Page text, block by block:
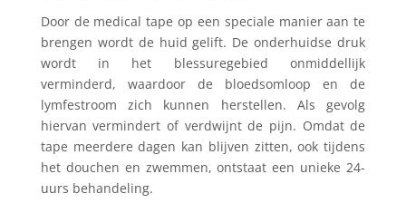
Door de medical tape op een speciale manier aan te
brengen wordt de huid gelift. De onderhuidse druk
wordt in het blessuregebied onmiddellijk
verminderd, waardoor de bloedsomloop en de
lymfestroom zich kunnen herstellen. Als gevolg
hiervan vermindert of verdwijnt de pijn. Omdat de
tape meerdere dagen kan blijven zitten, ook tijdens
het douchen en zwemmen, ontstaat een unieke 24-
uurs behandeling.